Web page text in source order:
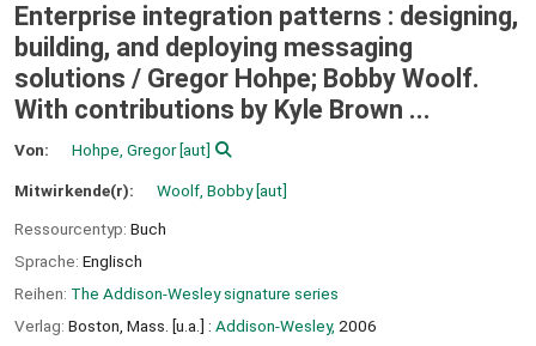
Enterprise integration patterns : designing,
building, and deploying messaging
solutions / Gregor Hohpe; Bobby Woolf.
With contributions by Kyle Brown ...
Von: Hohpe, Gregor[aut]
Mitwirkende(r): Woolf, Bobby[aut]
Ressourcentyp: Buch
Sprache: Englisch
Reihen: The Addison-Wesley signature series
Verlag: Boston, Mass. [u.a.] : Addison-Wesley, 2006